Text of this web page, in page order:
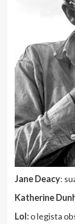
Jane Deacy:
Katherine
Lol:o legista